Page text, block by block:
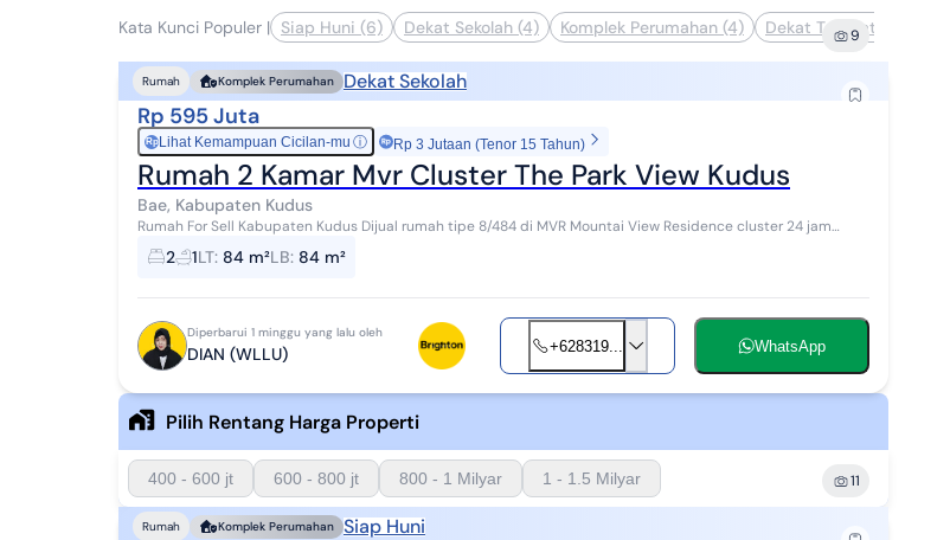
Kata Kunci Populer | Siap Huni (6) Dekat Sekolah (4) Komplek Perumahan (4) Dekat Tempat Wisata (1)
9
Rumah Komplek Perumahan Dekat Sekolah
Rp 595 Juta
RpLihat Kemampuan Cicilan-mu ⓘ Rp 3 Jutaan (Tenor 15 Tahun)
Rumah 2 Kamar Mvr Cluster The Park View Kudus
Bae, Kabupaten Kudus
Rumah For Sell Kabupaten Kudus Dijual rumah tipe 8/484 di MVR Mountai View Residence cluster 24 jam
2 1LT: 84 m²LB: 84 m²
Diperbarui 1 minggu yang lalu oleh
DIAN (WLLU) +628319... WhatsApp
Pilih Rentang Harga Properti
400 - 600 jt 600 - 800 jt 800 - 1 Milyar 1 - 1.5 Milyar 11
Rumah Komplek Perumahan Siap Huni